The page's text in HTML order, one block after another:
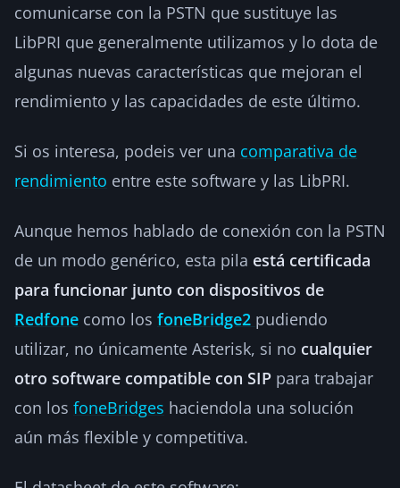
comunicarse con la PSTN que sustituye las
LibPRI que generalmente utilizamos y lo dota de
algunas nuevas características que mejoran el
rendimiento y las capacidades de este último.
Si os interesa, podeis ver una comparativa de
rendimiento entre este software y las LibPRI.
Aunque hemos hablado de conexión con la PSTN
de un modo genérico, esta pila está certificada
para funcionar junto con dispositivos de
Redfone como los foneBridge2 pudiendo
utilizar, no únicamente Asterisk, si no cualquier
otro software compatible con SIP para trabajar
con los foneBridges haciendola una solución
aún más flexible y competitiva.